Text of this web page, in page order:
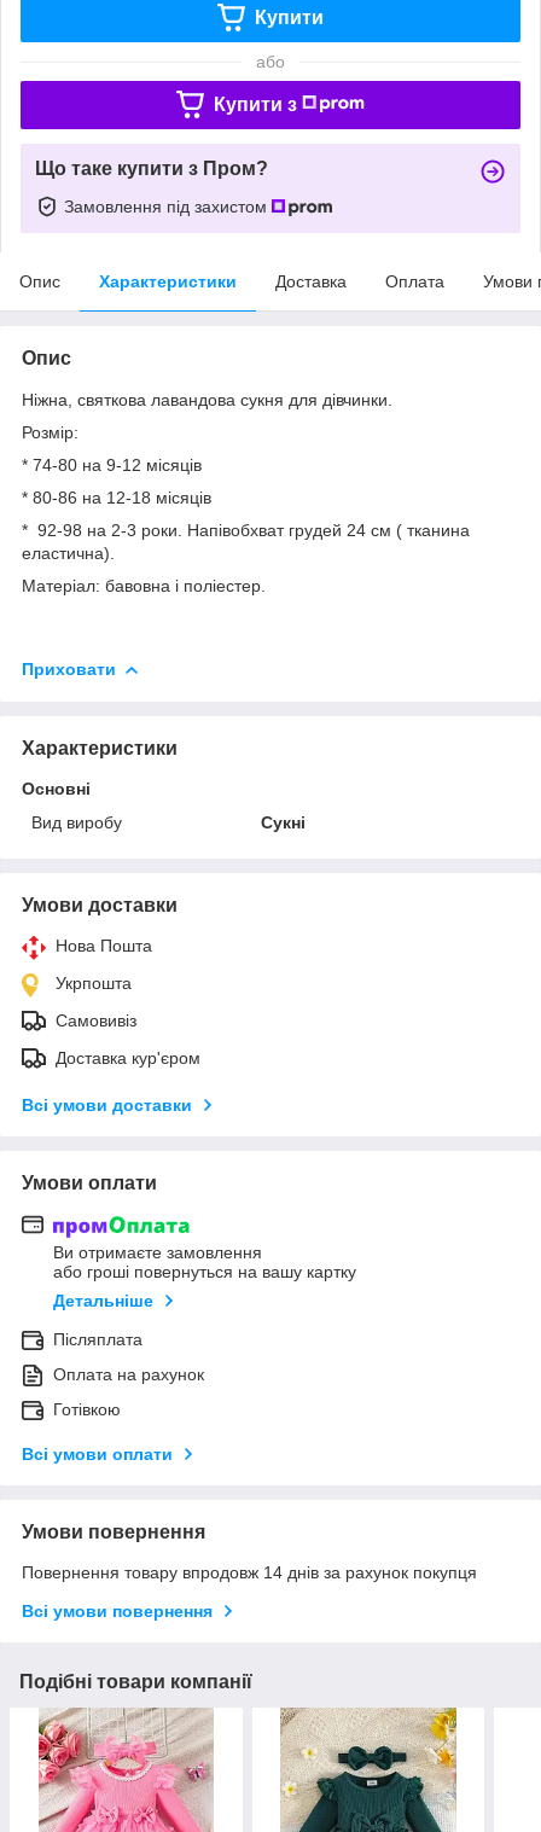
Купити
або
Купити з
Що таке купити з Пром?
Замовлення під захистом
Опис Характеристики Доставка Оплата Умови
Опис
Ніжна, святкова лавандова сукня для дівчинки.
Розмір:
* 74-80 на 9-12 місяців
* 80-86 на 12-18 місяців
* 92-98 на 2-3 роки. Напівобхват грудей 24 см ( тканина
еластична).
Матеріал: бавовна і поліестер.
Приховати
Характеристики
Основні
Вид виробу
Сукні
Умови доставки
Нова Пошта
Укрпошта
Самовивіз
Доставка кур'єром
Всі умови доставки
Умови оплати
Ви отримаєте замовлення
або гроші повернуться на вашу картку
Детальніше
Післяплата
Оплата на рахунок
Готівкою
Всі умови оплати
Умови повернення
Повернення товару впродовж 14 днів за рахунок покупця
Всі умови повернення
Подібні товари компанії